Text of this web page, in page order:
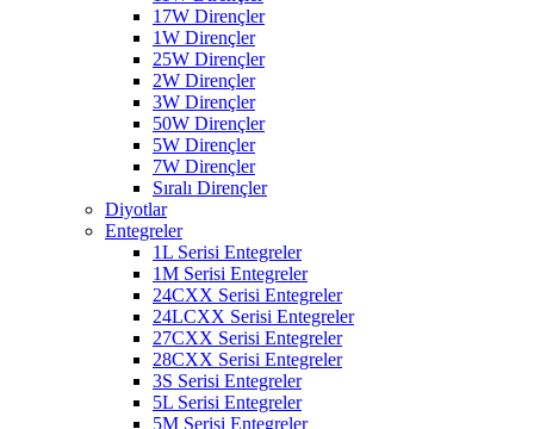
17W Dirençler
1W Dirençler
25W Dirençler
2W Dirençler
3W Dirençler
50W Dirençler
5W Dirençler
7W Dirençler
Sıralı Dirençler
Diyotlar
Entegreler
1L Serisi Entegreler
1M Serisi Entegreler
24CXX Serisi Entegreler
24LCXX Serisi Entegreler
27CXX Serisi Entegreler
28CXX Serisi Entegreler
3S Serisi Entegreler
5L Serisi Entegreler
5M Serisi Entegreler